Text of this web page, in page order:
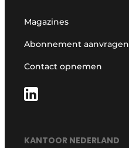
Magazines
Abonnement aanvragen
Contact opnemen
KANTOOR NEDERLAND